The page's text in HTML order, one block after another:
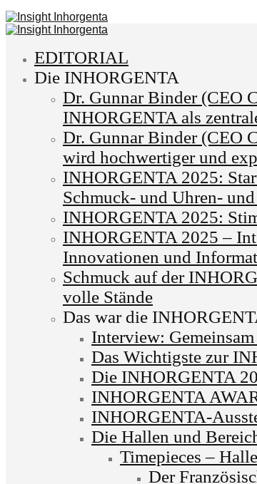
EDITORIAL
Die INHORGENTA
Dr. Gunnar Binder (CEO
INHORGENTA als
Dr. Gunnar Binder (CEO
wird hochwertiger und
INHORGENTA 2025:
Schmuck- und Uhren-
INHORGENTA 2025:
INHORGENTA 2025 –
Innovationen und
Schmuck auf der
volle Stände
Das war die
Interview:
Das Wichtigste zur
Die INHORGENTA
INHORGENTA
INHORGENTA-
Die Hallen und
Timepieces –
Der